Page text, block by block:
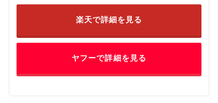
楽天で詳細を見る
ヤフーで詳細を見る